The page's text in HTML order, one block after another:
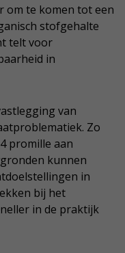
om te komen tot een
stofgehalte
telt voor
in
van
Zo
promille aan
kunnen
in
bij het
in de praktijk